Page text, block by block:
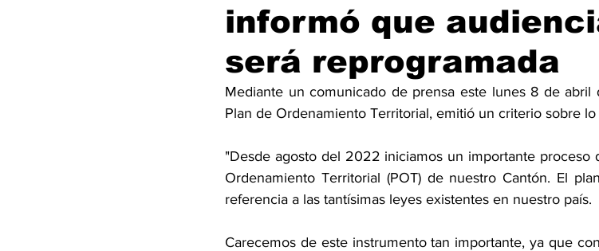
informó que
será reprogramada
Mediante un comunicado de prensa este lunes 8 de
Plan de Ordenamiento Territorial, emitió un criterio sobre
"Desde agosto del 2022 iniciamos un importante proceso
Ordenamiento Territorial (POT) de nuestro Cantón. El
referencia a las tantísimas leyes existentes en nuestro país.
Carecemos de este instrumento tan importante, ya que